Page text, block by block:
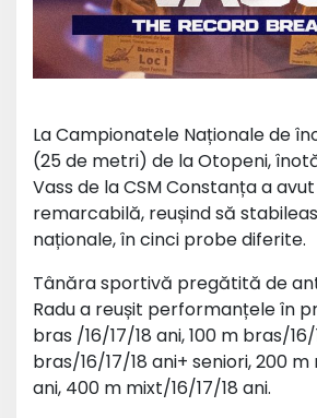
La Campionatele Naționale de
(25 de metri) de la Otopeni,
Vass de la CSM Constanța a
remarcabilă, reușind să
naționale, în cinci probe diferite.
Tânăra sportivă pregătită de
Radu a reușit performanțele în
bras /16/17/18 ani, 100 m bras/
bras/16/17/18 ani+ seniori, 200 m
ani, 400 m mixt/16/17/18 ani.